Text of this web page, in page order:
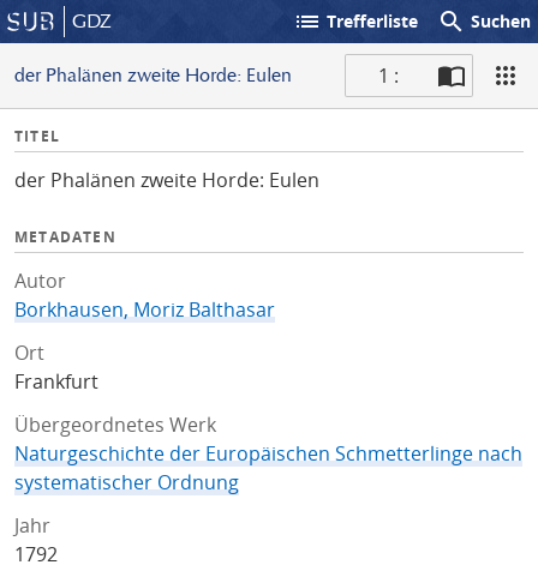
GDZ list Trefferliste search Suchen
der Phalänen zweite Horde: Eulen 1 :
I
n
f
TITEL
der Phalänen zweite Horde: Eulen
METADATEN
Autor
Borkhausen, Moriz Balthasar
Ort
Frankfurt
Übergeordnetes Werk
Naturgeschichte der Europäischen Schmetterlinge nach
systematischer Ordnung
Jahr
1792